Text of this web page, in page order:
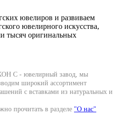
ювелиров и развиваем
ювелирного искусства,
тысяч оригинальных
С - ювелирный завод, мы
широкий ассортимент
с вставками из натуральных и
прочитать в разделе "О нас"